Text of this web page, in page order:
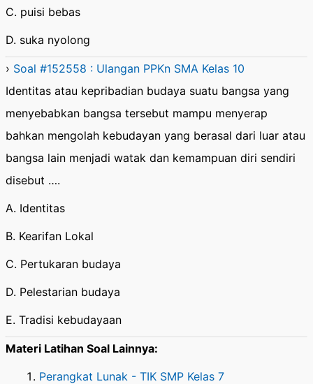
C. puisi bebas
D. suka nyolong
› Soal #152558 : Ulangan PPKn SMA Kelas 10
Identitas atau kepribadian budaya suatu bangsa yang
menyebabkan bangsa tersebut mampu menyerap
bahkan mengolah kebudayan yang berasal dari luar atau
bangsa lain menjadi watak dan kemampuan diri sendiri
disebut ….
A. Identitas
B. Kearifan Lokal
C. Pertukaran budaya
D. Pelestarian budaya
E. Tradisi kebudayaan
Materi Latihan Soal Lainnya:
Perangkat Lunak - TIK SMP Kelas 7